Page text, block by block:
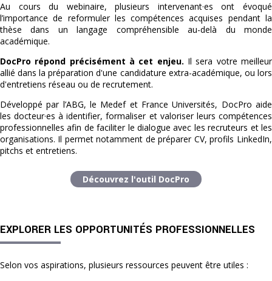
Au cours du webinaire, plusieurs intervenant·es ont évoqué
l’importance de reformuler les compétences acquises pendant la
thèse dans un langage compréhensible au-delà du monde
académique.
DocPro répond précisément à cet enjeu. Il sera votre meilleur
allié dans la préparation d'une candidature extra-académique, ou lors
d'entretiens réseau ou de recrutement.
Développé par l’ABG, le Medef et France Universités, DocPro aide
les docteur·es à identifier, formaliser et valoriser leurs compétences
professionnelles afin de faciliter le dialogue avec les recruteurs et les
organisations. Il permet notamment de préparer CV, profils LinkedIn,
pitchs et entretiens.
Découvrez l'outil DocPro
EXPLORER LES OPPORTUNITÉS PROFESSIONNELLES
Selon vos aspirations, plusieurs ressources peuvent être utiles :